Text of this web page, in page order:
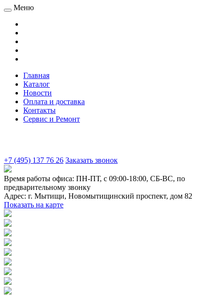
Меню
Главная
Каталог
Новости
Оплата и доставка
Контакты
Сервис и Ремонт
+7 (495) 137 76 26 Заказать звонок
Время работы офиса: ПН-ПТ, с 09:00-18:00, СБ-ВС, по
предварительному звонку
Адрес: г. Мытищи, Новомытищинский проспект, дом 82
Показать на карте